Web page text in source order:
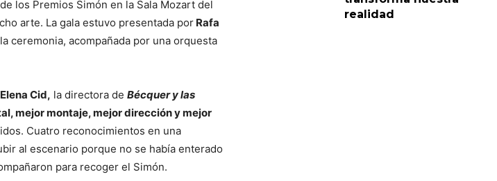
los Premios Simón en la Sala Mozart del
arte. La gala estuvo presentada por Rafa
ceremonia, acompañada por una orquesta
Elena Cid, la directora de Bécquer y las
mejor montaje, mejor dirección y mejor
Cuatro reconocimientos en una
al escenario porque no se había enterado
para recoger el Simón.
realidad